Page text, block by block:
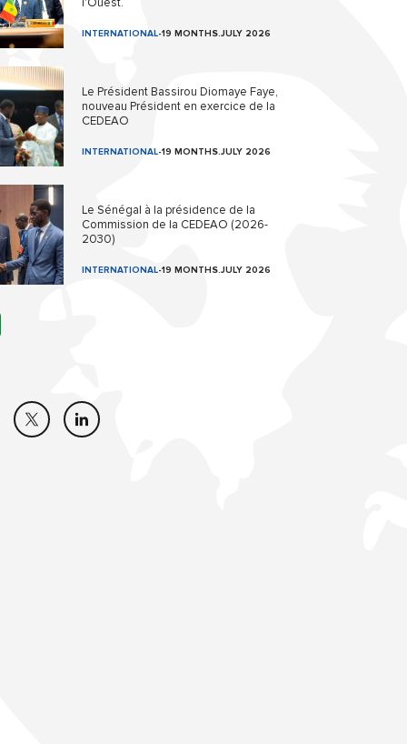
INTERNATIONAL-19 MONTHS.JULY 2026
Le Président Bassirou Diomaye Faye,
nouveau Président en exercice de la
CEDEAO
INTERNATIONAL-19 MONTHS.JULY 2026
Le Sénégal à la présidence de la
Commission de la CEDEAO (2026-
2030)
INTERNATIONAL-19 MONTHS.JULY 2026